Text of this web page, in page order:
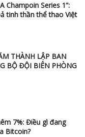
Champoin Series 1”:
tinh thần thể thao Việt
THÀNH LẬP BAN
BỘ ĐỘI BIÊN PHÒNG
7%: Điều gì đang
Bitcoin?